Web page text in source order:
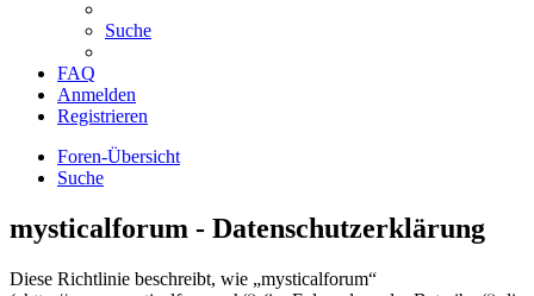
Suche
FAQ
Anmelden
Registrieren
Foren-Übersicht
Suche
mysticalforum - Datenschutzerklärung
Diese Richtlinie beschreibt, wie „mysticalforum“